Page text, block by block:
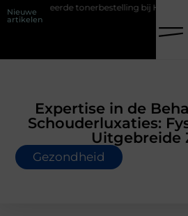
Nieuwe
artikelen
bij HP printers
Expertise in de
Schouderluxaties:
Uitgebreide
Gezondheid